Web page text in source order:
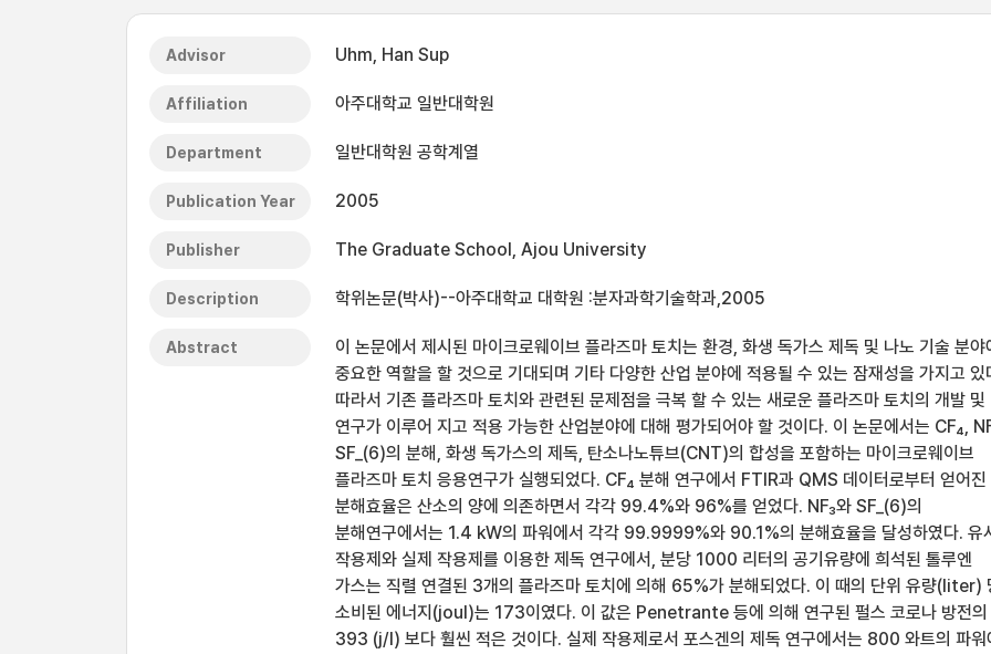
Advisor Uhm, Han Sup
Affiliation 아주대학교 일반대학원
Department 일반대학원 공학계열
Publication Year 2005
Publisher The Graduate School, Ajou University
Description 학위논문(박사)--아주대학교 대학원 :분자과학기술학과,2005
Abstract
이 논문에서 제시된 마이크로웨이브 플라즈마 토치는 환경, 화생 독가스 제독 및 나노 기술 분야
중요한 역할을 할 것으로 기대되며 기타 다양한 산업 분야에 적용될 수 있는 잠재성을 가지고 있
따라서 기존 플라즈마 토치와 관련된 문제점을 극복 할 수 있는 새로운 플라즈마 토치의 개발 및
연구가 이루어 지고 적용 가능한 산업분야에 대해 평가되어야 할 것이다. 이 논문에서는 CF₄,
SF_(6)의 분해, 화생 독가스의 제독, 탄소나노튜브(CNT)의 합성을 포함하는 마이크로웨이브
플라즈마 토치 응용연구가 실행되었다. CF₄ 분해 연구에서 FTIR과 QMS 데이터로부터 얻어진
분해효율은 산소의 양에 의존하면서 각각 99.4%와 96%를 얻었다. NF₃와 SF_(6)의
분해연구에서는 1.4 kW의 파워에서 각각 99.9999%와 90.1%의 분해효율을 달성하였다. 유
작용제와 실제 작용제를 이용한 제독 연구에서, 분당 1000 리터의 공기유량에 희석된 톨루엔
가스는 직렬 연결된 3개의 플라즈마 토치에 의해 65%가 분해되었다. 이 때의 단위 유량(liter)
소비된 에너지(joul)는 173이였다. 이 값은 Penetrante 등에 의해 연구된 펄스 코로나 방전의
393 (j/l) 보다 훨씬 적은 것이다. 실제 작용제로서 포스겐의 제독 연구에서는 800 와트의 파워